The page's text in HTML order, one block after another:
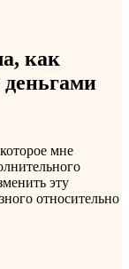
как
мне
эту
относительно